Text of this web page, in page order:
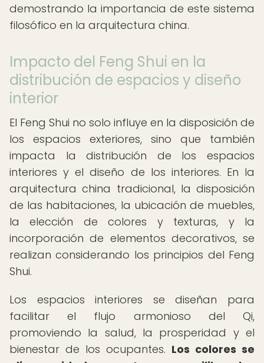
demostrando la importancia de este sistema
filosófico en la arquitectura china.
Impacto del Feng Shui en la
distribución de espacios y diseño
interior
El Feng Shui no solo influye en la disposición de
los espacios exteriores, sino que también
impacta la distribución de los espacios
interiores y el diseño de los interiores. En la
arquitectura china tradicional, la disposición
de las habitaciones, la ubicación de muebles,
la elección de colores y texturas, y la
incorporación de elementos decorativos, se
realizan considerando los principios del Feng
Shui.
Los espacios interiores se diseñan para
facilitar el flujo armonioso del Qi,
promoviendo la salud, la prosperidad y el
bienestar de los ocupantes. Los colores se